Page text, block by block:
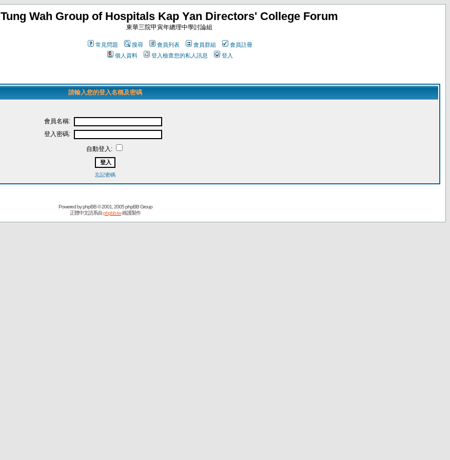
Tung Wah Group of Hospitals Kap Yan Directors' College Forum
東華三院甲寅年總理中學討論組
常見問題 搜尋 會員列表 會員群組
會員註冊
個人資料
登入檢查您的私人訊息 登入
請輸入您的登入名稱及密碼
會員名稱:
登入密碼:
自動登入:
忘記密碼
Powered byphpBB© 2001, 2005 phpBB Group
正體中文語系由phpbb-tw維護製作